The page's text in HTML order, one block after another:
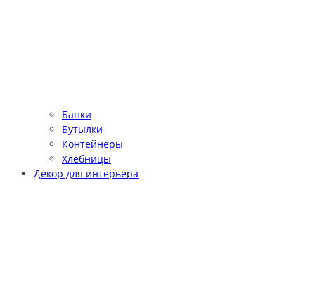
Банки
Бутылки
Контейнеры
Хлебницы
Декор для интерьера